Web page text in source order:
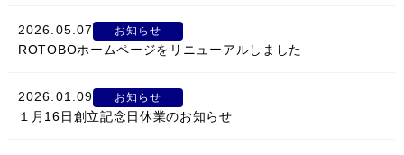
刊行物
2026.05.07 お知らせ
ROTOBOホームページをリニューアルしました
2026.01.09 お知らせ
１月16日創立記念日休業のお知らせ